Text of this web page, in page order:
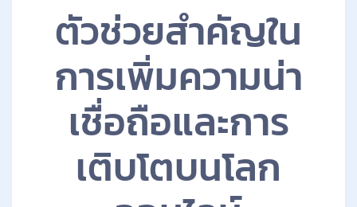
ตัวช่วยสำคัญใน
การเพิ่มความน่า
เชื่อถือและการ
เติบโตบนโลก